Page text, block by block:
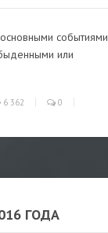
событиями
или
6 362 0
ГОДА